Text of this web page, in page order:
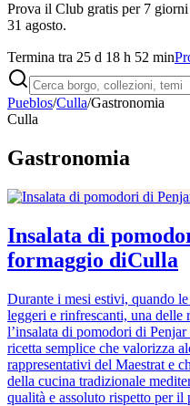
Prova il Club gratis per 7 giorni
31 agosto.
Termina tra 25 d 18 h 52 min
Pueblos/Culla/Gastronomia
Culla
Gastronomia
Insalata di
formaggio diCulla
Durante i mesi estivi, quando
leggeri e rinfrescanti, una delle
l’insalata di pomodori di
ricetta semplice che valorizza
rappresentativi del Maestrat e
della cucina tradizionale
qualità e assoluto rispetto per il